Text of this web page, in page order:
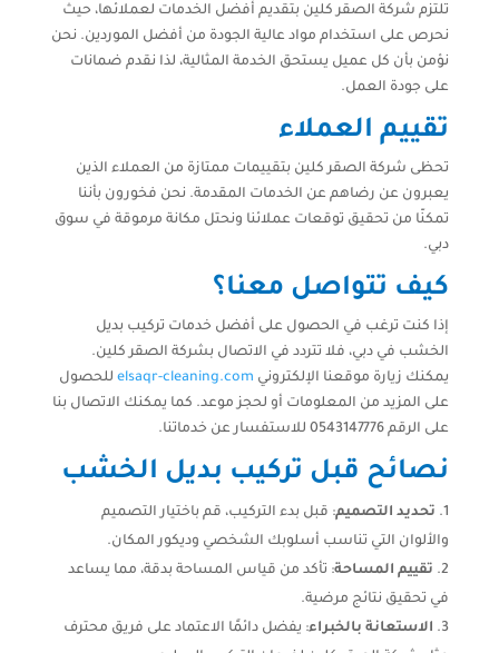
تلتزم شركة الصقر كلين بتقديم أفضل الخدمات لعملائها، حيث
نحرص على استخدام مواد عالية الجودة من أفضل الموردين. نحن
نؤمن بأن كل عميل يستحق الخدمة المثالية، لذا نقدم ضمانات
على جودة العمل.
تقييم العملاء
تحظى شركة الصقر كلين بتقييمات ممتازة من العملاء الذين
يعبرون عن رضاهم عن الخدمات المقدمة. نحن فخورون بأننا
تمكنّا من تحقيق توقعات عملائنا ونحتل مكانة مرموقة في سوق
دبي.
كيف تتواصل معنا؟
إذا كنت ترغب في الحصول على أفضل خدمات تركيب بديل
الخشب في دبي، فلا تتردد في الاتصال بشركة الصقر كلين.
يمكنك زيارة موقعنا الإلكتروني elsaqr-cleaning.comللحصول
على المزيد من المعلومات أو لحجز موعد. كما يمكنك الاتصال بنا
على الرقم 0543147776 للاستفسار عن خدماتنا.
نصائح قبل تركيب بديل الخشب
تحديد التصميم: قبل بدء التركيب، قم باختيار التصميم
والألوان التي تناسب أسلوبك الشخصي وديكور المكان.
تقييم المساحة: تأكد من قياس المساحة بدقة، مما يساعد
في تحقيق نتائج مرضية.
الاستعانة بالخبراء: يفضل دائمًا الاعتماد على فريق محترف